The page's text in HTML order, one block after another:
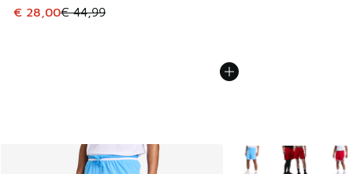
Cet article est en promotion. Prix en baisse de € 44,99 à
€ 28,00€ 44,99
Plus de couleurs